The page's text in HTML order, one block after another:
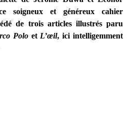
soigneux et généreux cahier
de trois articles illustrés paru
Polo etL’œil, ici intelligemment